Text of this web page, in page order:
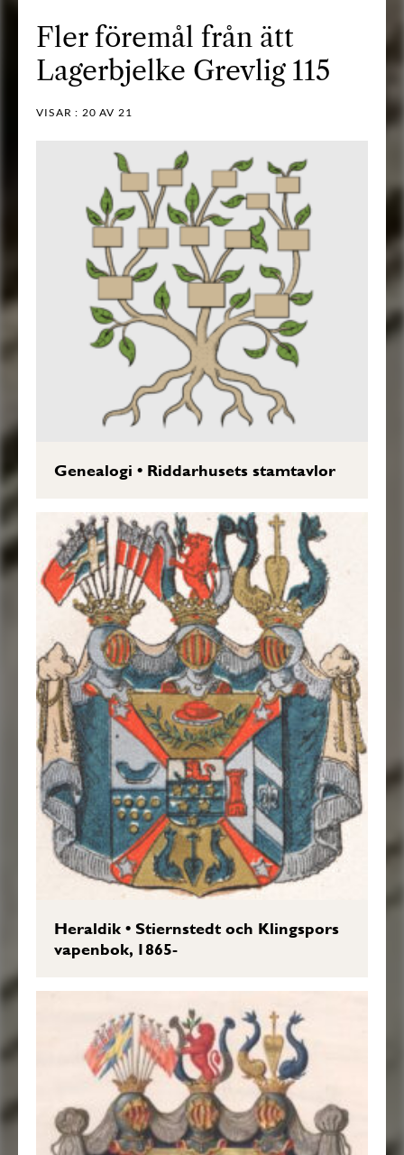
Fler föremål från ätt
Lagerbjelke Grevlig 115
VISAR : 20 AV 21
Genealogi • Riddarhusets stamtavlor
Heraldik•Stiernstedt och Klingspors
vapenbok, 1865-